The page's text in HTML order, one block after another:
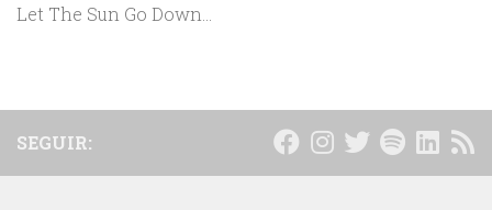
Let The Sun Go Down...
SEGUIR: